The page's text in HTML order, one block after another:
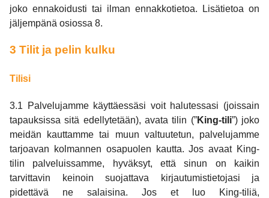
joko ennakoidusti tai ilman ennakkotietoa. Lisätietoa on
jäljempänä osiossa 8.
3 Tilit ja pelin kulku
Tilisi
3.1 Palvelujamme käyttäessäsi voit halutessasi (joissain
tapauksissa sitä edellytetään), avata tilin (”King-tili”) joko
meidän kauttamme tai muun valtuutetun, palvelujamme
tarjoavan kolmannen osapuolen kautta. Jos avaat King-
tilin palveluissamme, hyväksyt, että sinun on kaikin
tarvittavin keinoin suojattava kirjautumistietojasi ja
pidettävä ne salaisina. Jos et luo King-tiliä,